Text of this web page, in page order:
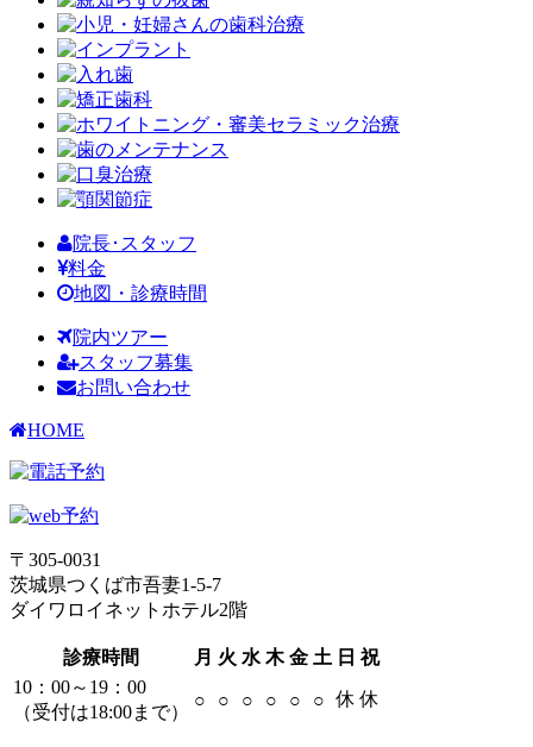
院長･スタッフ
料金
地図・診療時間
院内ツアー
スタッフ募集
お問い合わせ
HOME
〒305-0031
茨城県つくば市吾妻1-5-7
ダイワロイネットホテル2階
診療時間 月 火 水 木 金 土 日 祝
10：00～19：00
（受付は18:00まで）
○ ○ ○ ○ ○ ○ 休 休